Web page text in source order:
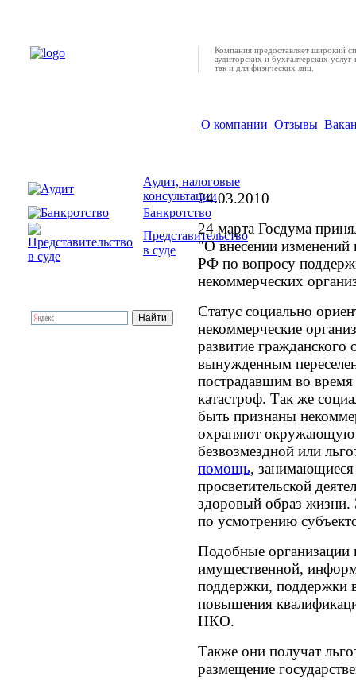
Аудит, налоговые
консультации
Банкротство
Представительство
в суде
Компания предоставляет широкий
аудиторских и бухгалтерских услуг
так и для физических лиц.
О компании Отзывы
24.03.2010
24 марта Госдума
"О внесении изменений
РФ по вопросу
некоммерческих
Статус социально
некоммерческие
развитие
вынужденным
пострадавшим во
катастроф. Так же
быть признаны
охраняют окружающую
безвозмездной или
помощь, занимающиеся
просветительской
здоровый образ жизни.
по усмотрению
Подобные организации
имущественной,
поддержки, поддержки
повышения
НКО.
Также они получат
размещение